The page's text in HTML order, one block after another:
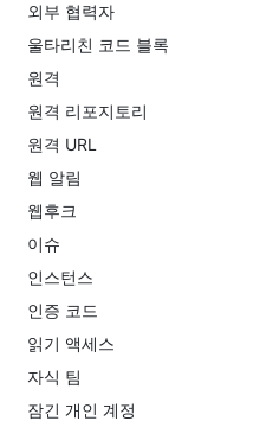
외부 협력자
울타리친 코드 블록
원격
원격 리포지토리
원격 URL
웹 알림
웹후크
이슈
인스턴스
인증 코드
읽기 액세스
자식 팀
잠긴 개인 계정